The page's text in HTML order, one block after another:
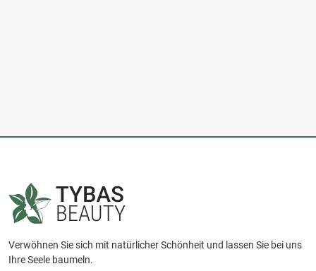
Verwöhnen Sie sich mit natürlicher Schönheit und lassen Sie bei uns
Ihre Seele baumeln.